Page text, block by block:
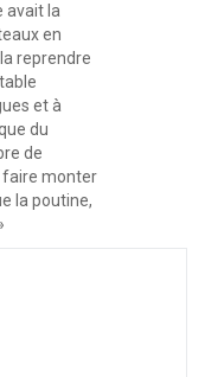
avait la
en
la reprendre
et à
du
de
faire monter
la poutine,